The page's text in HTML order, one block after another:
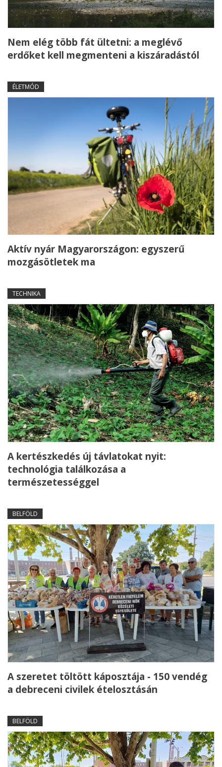
Nem elég több fát ültetni: a meglévő
erdőket kell megmenteni a kiszáradástól
ÉLETMÓD
Aktív nyár Magyarországon: egyszerű
mozgásötletek ma
TECHNIKA
A kertészkedés új távlatokat nyit:
technológia találkozása a
természetességgel
BELFÖLD
A szeretet töltött káposztája - 150 vendég
a debreceni civilek ételosztásán
BELFÖLD